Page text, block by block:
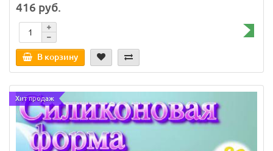
416 руб.
В корзину
Хит продаж